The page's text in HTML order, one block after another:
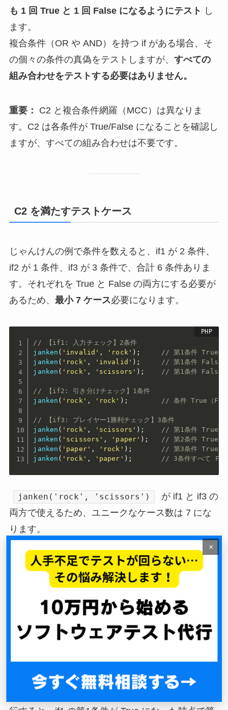
も 1 回 True と 1 回 False になるようにテスト し
ます。
複合条件（OR や AND）を持つ if がある場合、そ
の個々の条件の真偽をテストしますが、 すべての
組み合わせをテストする必要はありません。
重要：
C2 と複合条件網羅（MCC）は異なりま
す。C2 は各条件が True/False になることを確認し
ますが、すべての組み合わせは不要です。
C2 を満たすテストケース
じゃんけんの例で条件を数えると、if1 が 2 条件、
if2 が 1 条件、if3 が 3 条件で、合計 6 条件ありま
す。それぞれを True と False の両方にする必要が
あるため、 最小 7 ケース必要になります。
// 【if1: 入力チェック】2条件
janken ( 'invalid' , 'rock' ) ;
// 第1条件 True
janken ( 'rock' , 'invalid' ) ;
// 第1条件 False
janken ( 'rock' , 'scissors' ) ; // 第1条件 False
// 【if2: 引き分けチェック】1条件
janken ( 'rock' , 'rock' ) ; // 条件 True（
// 【if3: プレイヤー1勝利チェック】3条件
janken ( 'rock' , 'scissors' ) ;
// 第1条件 True
janken ( 'scissors' , 'paper' ) ;
// 第2条件 True
janken ( 'paper' , 'rock' ) ;
// 第3条件 True
janken ( 'rock' , 'paper' ) ; // 3条件すべて
janken('rock', 'scissors')
が if1 と if3 の
両方で使えるため、ユニークなケース数は 7 にな
ります。
見落としがちな落とし穴：短絡評価（ショ
ートサーキット）
PHP・Java・JavaScript などの || と &&
と、右側の条件はそもそも評価されません。
×